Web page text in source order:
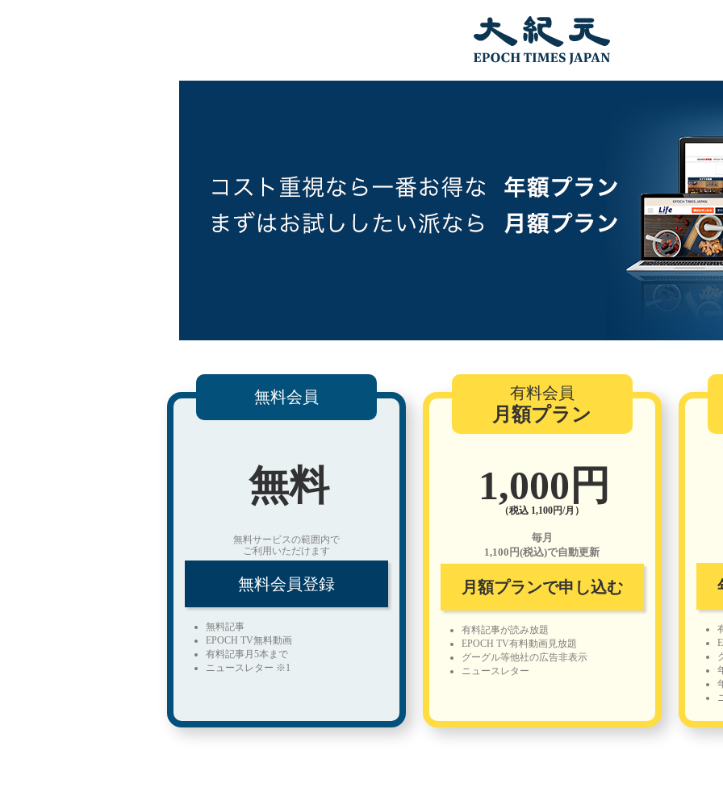
無料会員
無料
無料サービスの範囲内で
ご利用いただけます
無料会員登録
無料記事
EPOCH TV無料動画
有料記事月5本まで
ニュースレター ※1
有料会員
月額プラン
1,000円
（税込 1,100円/月）
毎月
1,100円(税込)で自動更新
月額プランで申し込む
有料記事が読み放題
EPOCH TV有料動画見放題
グーグル等他社の広告非表示
ニュースレター